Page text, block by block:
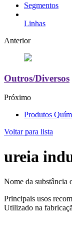
Segmentos
Linhas
Anterior
Outros/Diversos
Próximo
Produtos
Voltar para lista
ureia
Nome da substância
Principais usos
Utilizado na